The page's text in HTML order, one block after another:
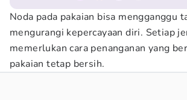
Noda pada pakaian bisa mengganggu
mengurangi kepercayaan diri. Setiap
memerlukan cara penanganan yang
pakaian tetap bersih.